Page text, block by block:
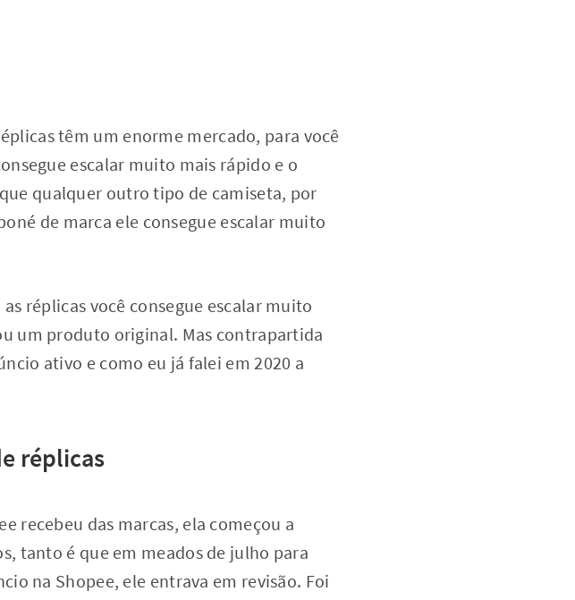
têm um enorme mercado, para você
escalar muito mais rápido e o
qualquer outro tipo de camiseta, por
de marca ele consegue escalar muito
réplicas você consegue escalar muito
um produto original. Mas contrapartida
ativo e como eu já falei em 2020 a
réplicas
recebeu das marcas, ela começou a
tanto é que em meados de julho para
na Shopee, ele entrava em revisão. Foi